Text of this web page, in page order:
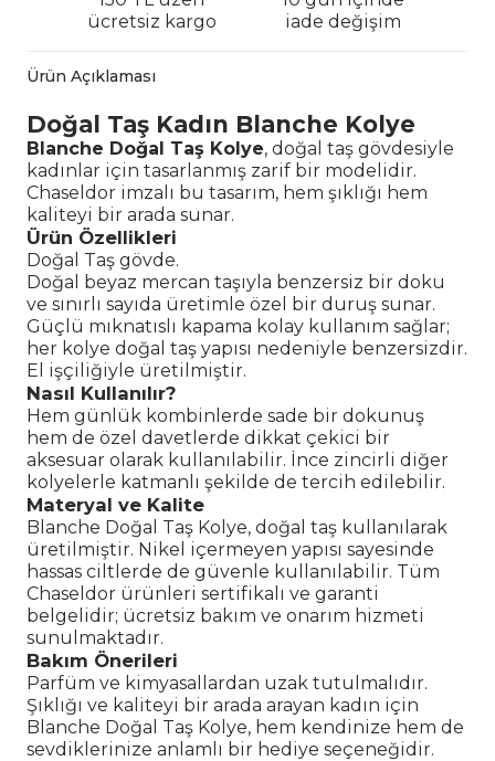
ücretsiz kargo
iade değişim
Ürün Açıklaması
Doğal Taş Kadın Blanche Kolye
Blanche Doğal Taş Kolye, doğal taş gövdesiyle
kadınlar için tasarlanmış zarif bir modelidir.
Chaseldor imzalı bu tasarım, hem şıklığı hem
kaliteyi bir arada sunar.
Ürün Özellikleri
Doğal Taş gövde.
Doğal beyaz mercan taşıyla benzersiz bir doku
ve sınırlı sayıda üretimle özel bir duruş sunar.
Güçlü mıknatıslı kapama kolay kullanım sağlar;
her kolye doğal taş yapısı nedeniyle benzersizdir.
El işçiliğiyle üretilmiştir.
Nasıl Kullanılır?
Hem günlük kombinlerde sade bir dokunuş
hem de özel davetlerde dikkat çekici bir
aksesuar olarak kullanılabilir. İnce zincirli diğer
kolyelerle katmanlı şekilde de tercih edilebilir.
Materyal ve Kalite
Blanche Doğal Taş Kolye, doğal taş kullanılarak
üretilmiştir. Nikel içermeyen yapısı sayesinde
hassas ciltlerde de güvenle kullanılabilir. Tüm
Chaseldor ürünleri sertifikalı ve garanti
belgelidir; ücretsiz bakım ve onarım hizmeti
sunulmaktadır.
Bakım Önerileri
Parfüm ve kimyasallardan uzak tutulmalıdır.
Şıklığı ve kaliteyi bir arada arayan kadın için
Blanche Doğal Taş Kolye, hem kendinize hem de
sevdiklerinize anlamlı bir hediye seçeneğidir.